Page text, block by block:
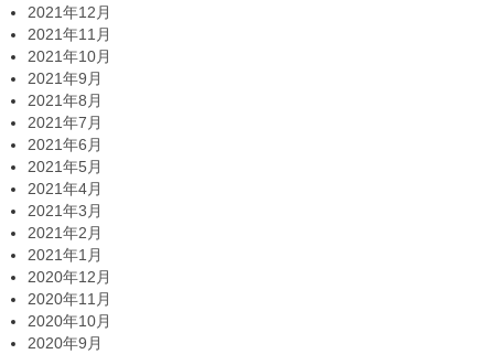
2021年12月
2021年11月
2021年10月
2021年9月
2021年8月
2021年7月
2021年6月
2021年5月
2021年4月
2021年3月
2021年2月
2021年1月
2020年12月
2020年11月
2020年10月
2020年9月